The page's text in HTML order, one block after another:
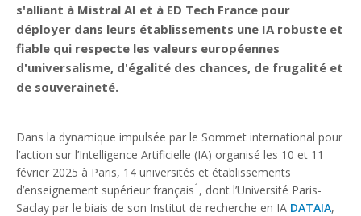
s'alliant à Mistral AI et à ED Tech France pour
déployer dans leurs établissements une IA robuste et
fiable qui respecte les valeurs européennes
d'universalisme, d'égalité des chances, de frugalité et
de souveraineté.
Dans la dynamique impulsée par le Sommet international pour
l’action sur l’Intelligence Artificielle (IA) organisé les 10 et 11
février 2025 à Paris, 14 universités et établissements
d’enseignement supérieur français1 , dont l’Université Paris-
Saclay par le biais de son Institut de recherche en IA DATAIA,